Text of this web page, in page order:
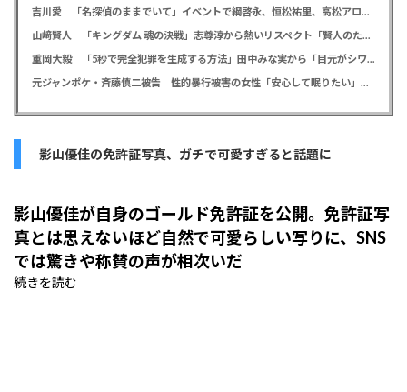
吉川愛 「名探偵のままでいて」イベントで綱啓永、恒松祐里、高松アロハと息ピッタリの仲良しトーク
山﨑賢人 「キングダム 魂の決戦」志尊淳から熱いリスペクト「賢人のためだったらみんな頑張る」
重岡大毅 「5秒で完全犯罪を生成する方法」田中みな実から「目元がシワシワ」とダメ出し連発されたことを暴露
元ジャンポケ・斉藤慎二被告 性的暴行被害の女性「安心して眠りたい」「何も恐れず外を歩きたい」
影山優佳の免許証写真、ガチで可愛すぎると話題に
影山優佳が自身のゴールド免許証を公開。免許証写
真とは思えないほど自然で可愛らしい写りに、SNS
では驚きや称賛の声が相次いだ
続きを読む